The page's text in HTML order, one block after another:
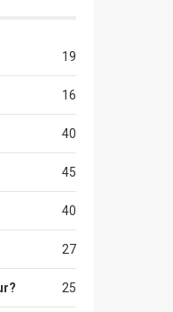
19
16
40
45
40
27
25